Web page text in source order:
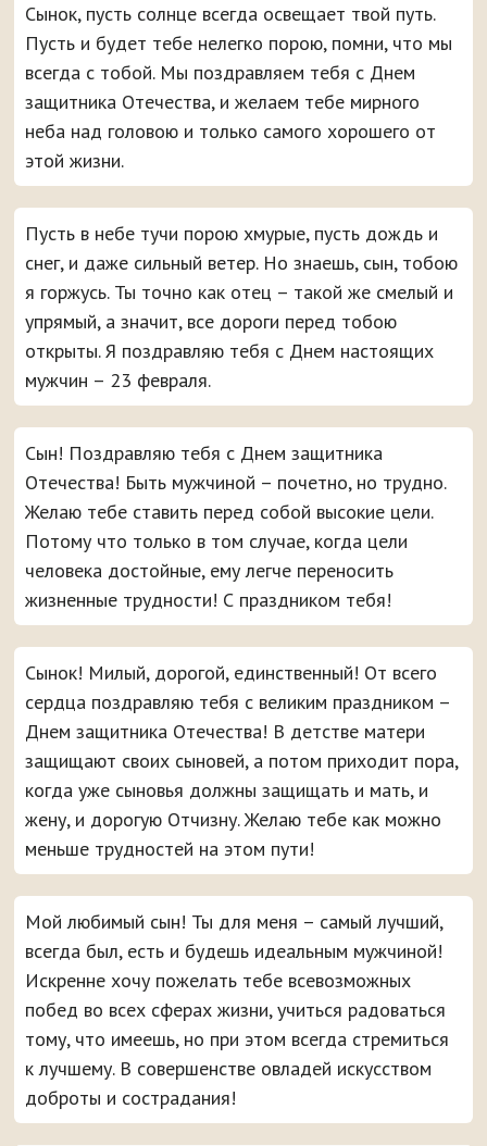
Сынок, пусть солнце всегда освещает твой путь.
Пусть и будет тебе нелегко порою, помни, что мы
всегда с тобой. Мы поздравляем тебя с Днем
защитника Отечества, и желаем тебе мирного
неба над головою и только самого хорошего от
этой жизни.
Пусть в небе тучи порою хмурые, пусть дождь и
снег, и даже сильный ветер. Но знаешь, сын, тобою
я горжусь. Ты точно как отец – такой же смелый и
упрямый, а значит, все дороги перед тобою
открыты. Я поздравляю тебя с Днем настоящих
мужчин – 23 февраля.
Сын! Поздравляю тебя с Днем защитника
Отечества! Быть мужчиной – почетно, но трудно.
Желаю тебе ставить перед собой высокие цели.
Потому что только в том случае, когда цели
человека достойные, ему легче переносить
жизненные трудности! С праздником тебя!
Сынок! Милый, дорогой, единственный! От всего
сердца поздравляю тебя с великим праздником –
Днем защитника Отечества! В детстве матери
защищают своих сыновей, а потом приходит пора,
когда уже сыновья должны защищать и мать, и
жену, и дорогую Отчизну. Желаю тебе как можно
меньше трудностей на этом пути!
Мой любимый сын! Ты для меня – самый лучший,
всегда был, есть и будешь идеальным мужчиной!
Искренне хочу пожелать тебе всевозможных
побед во всех сферах жизни, учиться радоваться
тому, что имеешь, но при этом всегда стремиться
к лучшему. В совершенстве овладей искусством
доброты и сострадания!